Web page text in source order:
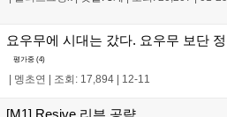
요우무에 시대는 갔다. 요우무 보단
평가중 (4)
| 멩초연 | 조회: 17,894 | 12-11
[M1] Resive 리븐 공략